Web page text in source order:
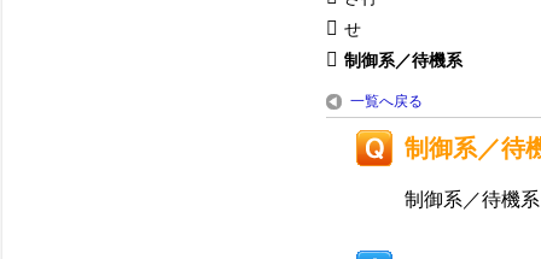
せ
制御系／待機系
一覧へ戻る
制御系／待
制御系／待機系